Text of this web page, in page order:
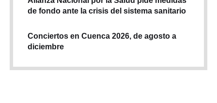
de fondo ante la crisis del sistema sanitario
Conciertos en Cuenca 2026, de agosto a
diciembre